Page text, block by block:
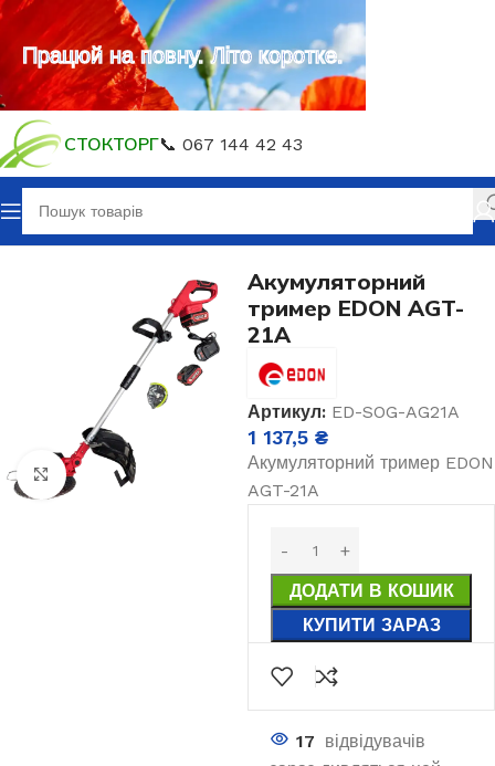
СТОКТОРГ📞 067 144 42 43
Головна Акумуляторний інструмент
Клацніть, щоб збільшити
Акумуляторний
тример EDON AGT-
21A
Артикул: ED-SOG-AG21A
1 137,5 ₴
Акумуляторний тример EDON
AGT-21A
ДОДАТИ В КОШИК
КУПИТИ ЗАРАЗ
17 відвідувачів
Працюй на повну. Літо коротке.